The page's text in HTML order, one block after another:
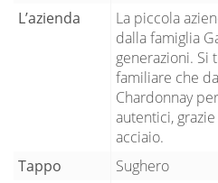
L’azienda
La piccola
dalla famiglia
generazioni. Si
familiare che
Chardonnay
autentici,
acciaio.
Tappo
Sughero